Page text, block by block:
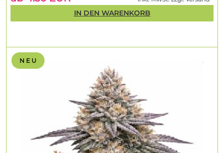
N E U
IN DEN WARENKORB